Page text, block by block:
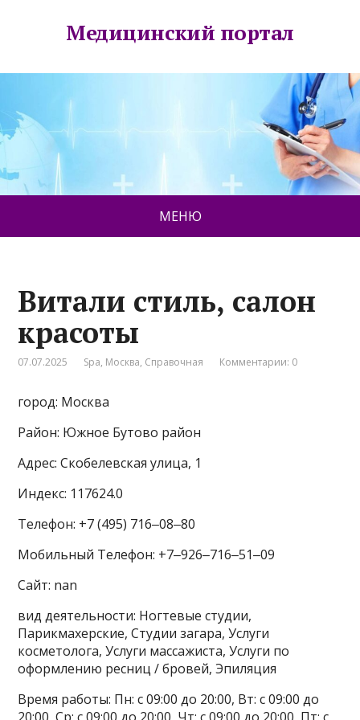
Медицинский портал
МЕНЮ
Витали стиль, салон
красоты
07.07.2025 Spa, Москва, Справочная Комментарии: 0
город: Москва
Район: Южное Бутово район
Адрес: Скобелевская улица, 1
Индекс: 117624.0
Телефон: +7 (495) 716‒08‒80
Мобильный Телефон: +7‒926‒716‒51‒09
Сайт: nan
вид деятельности: Ногтевые студии,
Парикмахерские, Студии загара, Услуги
косметолога, Услуги массажиста, Услуги по
оформлению ресниц / бровей, Эпиляция
Время работы: Пн: с 09:00 до 20:00, Вт: с 09:00 до